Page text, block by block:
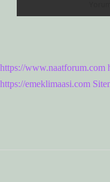
https://www.naatforum.com
https://emeklimaasi.com